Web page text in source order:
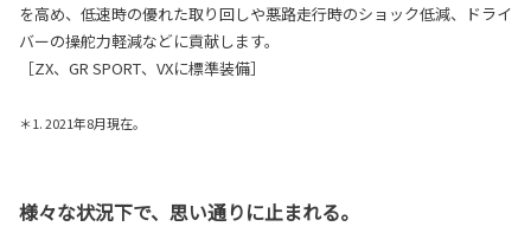
を高め、低速時の優れた取り回しや悪路走行時のショック低減、ドライ
バーの操舵力軽減などに貢献します。
［ZX、GR SPORT、VXに標準装備］
＊1. 2021年8月現在。
様々な状況下で、思い通りに止まれる。